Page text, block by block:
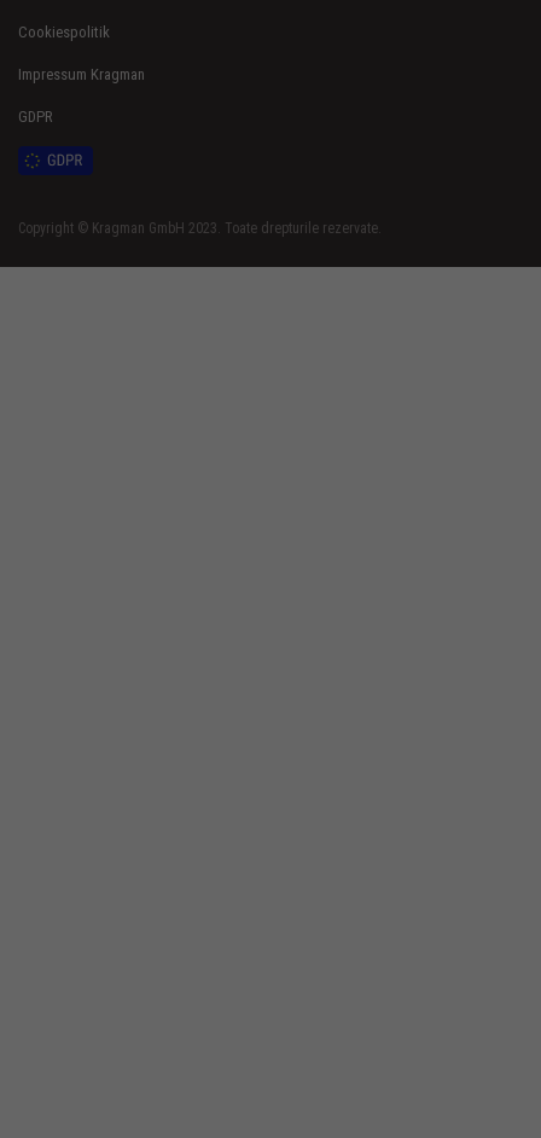
Copyright © Kragman GmbH 2023. Toate drepturile rezervate.
Cookiespolitik
Impressum Kragman
GDPR